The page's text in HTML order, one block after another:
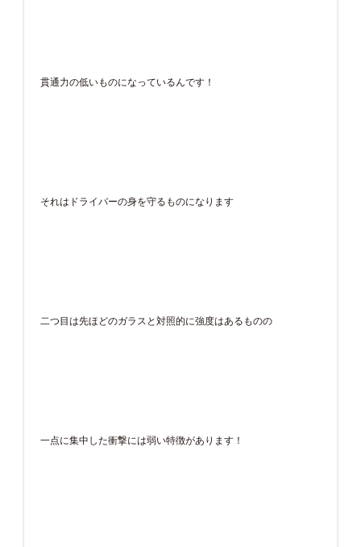
貫通力の低いものになっているんです！
それはドライバーの身を守るものになります
二つ目は先ほどのガラスと対照的に強度はあるものの
一点に集中した衝撃には弱い特徴があります！